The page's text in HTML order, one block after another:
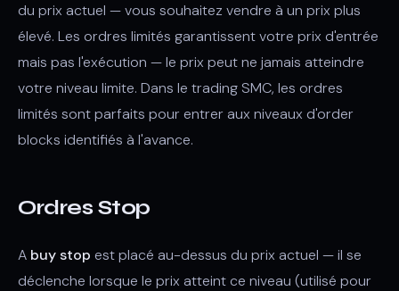
du prix actuel — vous souhaitez vendre à un prix plus
élevé. Les ordres limités garantissent votre prix d'entrée
mais pas l'exécution — le prix peut ne jamais atteindre
votre niveau limite. Dans le trading SMC, les ordres
limités sont parfaits pour entrer aux niveaux d'order
blocks identifiés à l'avance.
Ordres Stop
A buy stop est placé au-dessus du prix actuel — il se
déclenche lorsque le prix atteint ce niveau (utilisé pour